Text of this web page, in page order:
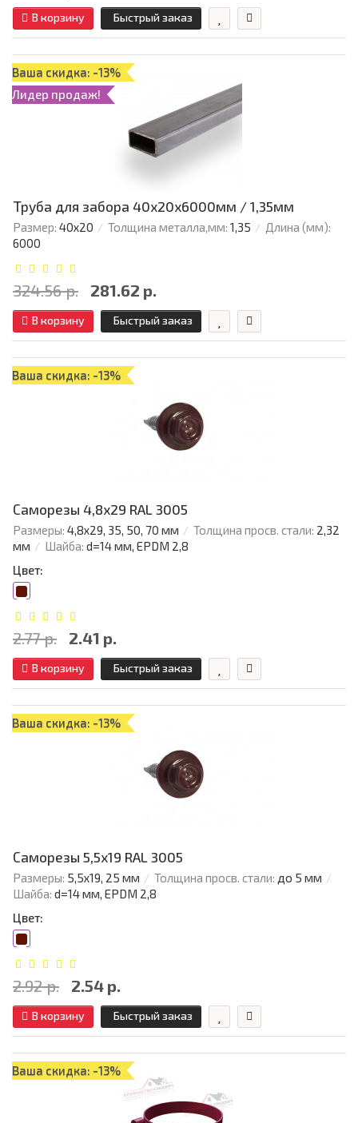
В корзину Быстрый заказ
Ваша скидка: -13%
Лидер продаж!
Труба для забора 40х20x6000мм / 1,35мм
Размер: 40х20 Толщина металла,мм: 1,35
Длина (мм):
6000
324.56 р. 281.62 р.
В корзину Быстрый заказ
Ваша скидка: -13%
Саморезы 4,8х29 RAL 3005
Размеры: 4,8х29, 35, 50, 70 мм Толщина просв. стали: 2,32
мм
Шайба: d=14 мм, EPDM 2,8
Цвет:
2.77 р. 2.41 р.
В корзину Быстрый заказ
Ваша скидка: -13%
Саморезы 5,5х19 RAL 3005
Размеры: 5,5х19, 25 мм Толщина просв. стали: до 5 мм
Шайба: d=14 мм, EPDM 2,8
Цвет:
2.92 р. 2.54 р.
В корзину Быстрый заказ
Ваша скидка: -13%